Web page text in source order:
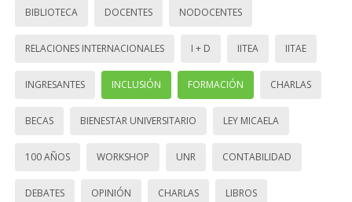
BIBLIOTECA DOCENTES NODOCENTES
RELACIONES INTERNACIONALES I + D IITEA IITAE
INGRESANTES INCLUSIÓN FORMACIÓN CHARLAS
BECAS BIENESTAR UNIVERSITARIO LEY MICAELA
100 AÑOS WORKSHOP UNR CONTABILIDAD
DEBATES OPINIÓN CHARLAS LIBROS